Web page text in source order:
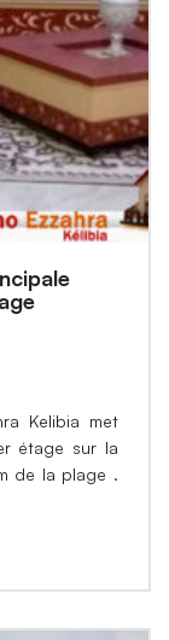
Kelibia met
étage sur la
de la plage .